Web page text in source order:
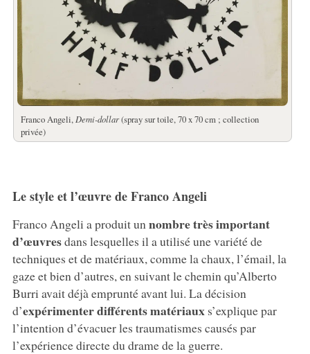
Franco Angeli, Demi-dollar(spray sur toile, 70 x 70 cm ; collection
privée)
Le style et l’œuvre de Franco Angeli
Franco Angeli a produit unnombre très important
d’œuvresdans lesquelles il a utilisé une variété de
techniques et de matériaux, comme la chaux, l’émail, la
gaze et bien d’autres, en suivant le chemin qu’Alberto
Burri avait déjà emprunté avant lui. La décision
d’expérimenter différents matériauxs’explique par
l’intention d’évacuer les traumatismes causés par
l’expérience directe du drame de la guerre.